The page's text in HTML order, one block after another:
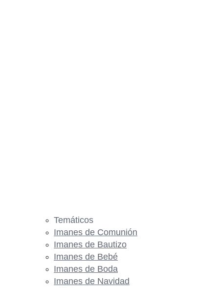
Temáticos
Imanes de Comunión
Imanes de Bautizo
Imanes de Bebé
Imanes de Boda
Imanes de Navidad